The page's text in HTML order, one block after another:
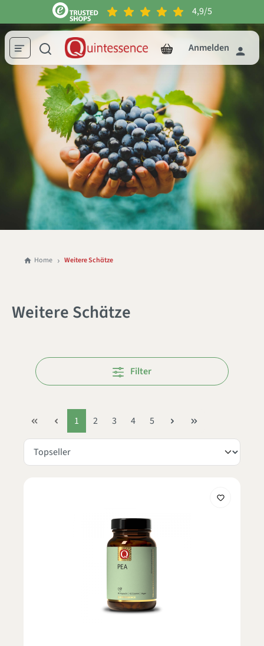
springen 4,9/5
Anmelden
Home Weitere Schätze
Weitere Schätze
Filter
1 2 3 4 5